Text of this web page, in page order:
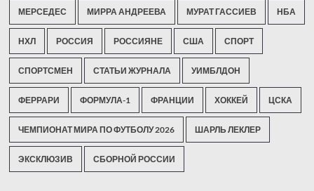
МЕРСЕДЕС МИРРА АНДРЕЕВА МУРАТ ГАССИЕВ НБА
НХЛ РОССИЯ РОССИЯНЕ США СПОРТ
СПОРТСМЕН СТАТЬИ ЖУРНАЛА УИМБЛДОН
ФЕРРАРИ ФОРМУЛА-1 ФРАНЦИИ ХОККЕЙ ЦСКА
ЧЕМПИОНАТ МИРА ПО ФУТБОЛУ 2026 ШАРЛЬ ЛЕКЛЕР
ЭКСКЛЮЗИВ СБОРНОЙ РОССИИ